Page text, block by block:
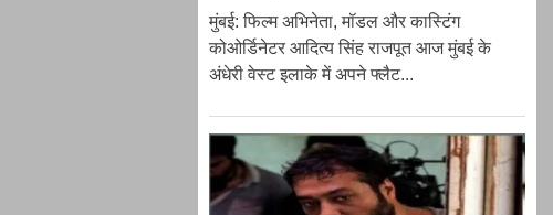
मुंबई: फिल्म अभिनेता, मॉडल और कास्टिंग
कोओर्डिनेटर आदित्य सिंह राजपूत आज मुंबई के
अंधेरी वेस्ट इलाके में अपने फ्लैट...